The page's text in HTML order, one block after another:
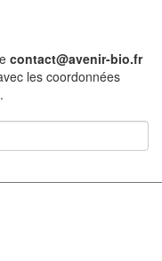
contact@avenir-bio.fr
les coordonnées